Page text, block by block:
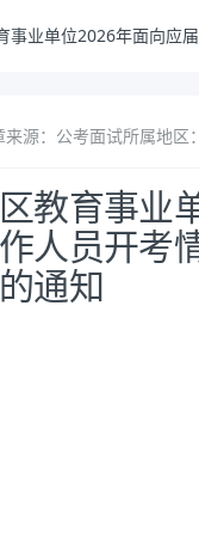
事业单位2026年面向应
来源：公考面试所属地区
教育事业
人员开考
通知